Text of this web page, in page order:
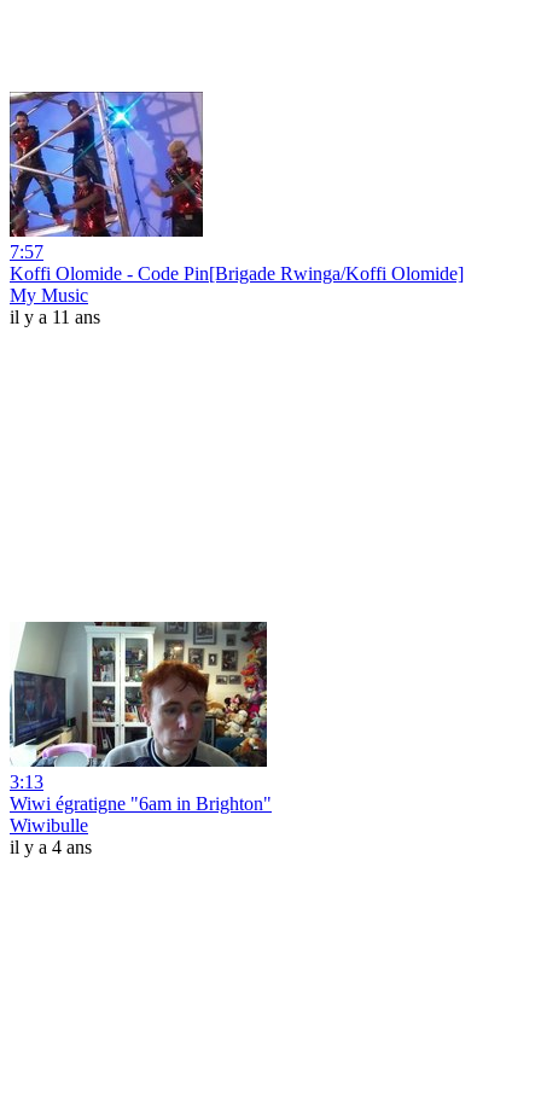
7:57
Koffi Olomide - Code Pin[Brigade Rwinga/Koffi Olomide]
My Music
il y a 11 ans
3:13
Wiwi égratigne "6am in Brighton"
Wiwibulle
il y a 4 ans